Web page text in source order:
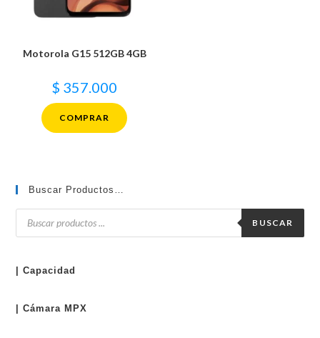
Motorola G15 512GB 4GB
$ 357.000
COMPRAR
Buscar Productos…
Búsqueda
productos
BUSCAR
| Capacidad
| Cámara MPX